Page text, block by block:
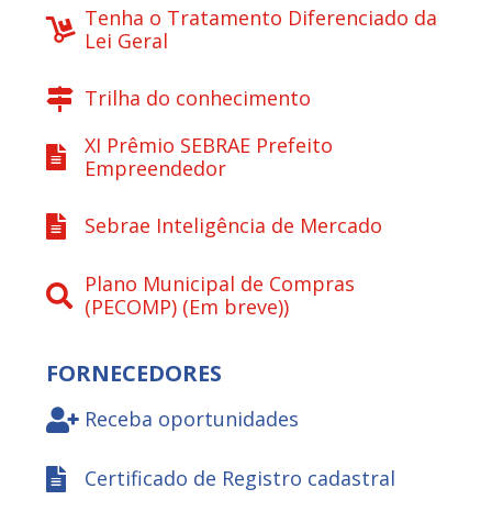
Tenha o Tratamento Diferenciado da
Lei Geral
Trilha do conhecimento
XI Prêmio SEBRAE Prefeito
Empreendedor
Sebrae Inteligência de Mercado
Plano Municipal de Compras
(PECOMP) (Em breve))
FORNECEDORES
Receba oportunidades
Certificado de Registro cadastral